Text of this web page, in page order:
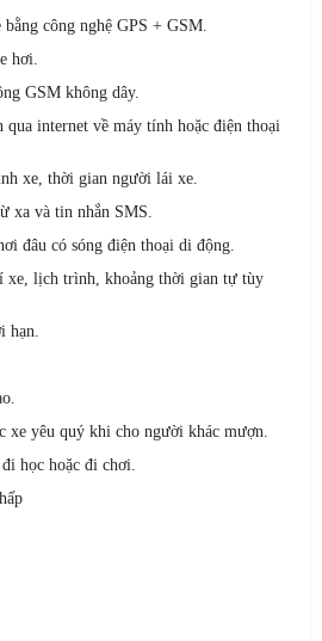
công nghệ GPS + GSM.
hơi.
GSM không dây.
internet về máy tính hoặc điện thoại
xe, thời gian người lái xe.
xa và tin nhắn SMS.
đâu có sóng điện thoại di động.
lịch trình, khoảng thời gian tự tùy
hạn.
xe yêu quý khi cho người khác mượn.
học hoặc đi chơi.